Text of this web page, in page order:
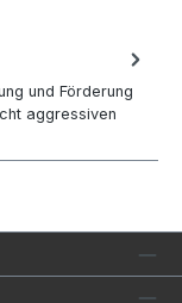
und Förderung
aggressiven